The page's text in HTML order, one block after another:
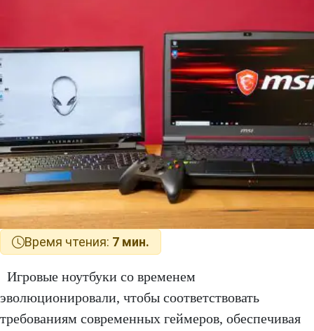
Время чтения: 7 мин.
Игровые ноутбуки со временем
эволюционировали, чтобы соответствовать
требованиям современных геймеров, обеспечивая